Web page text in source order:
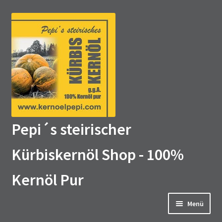
Zur
Navigation
springen
Zum
springen
Pepi´s steirischer
Kürbiskernöl Shop - 100%
Kernöl Pur
Menü